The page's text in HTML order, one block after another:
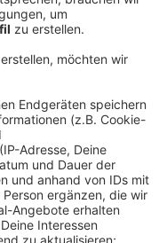
der Corona-
vorher. Das zeigt
Unternehmen
Office
als jedes zweite.
nicht in Frage,